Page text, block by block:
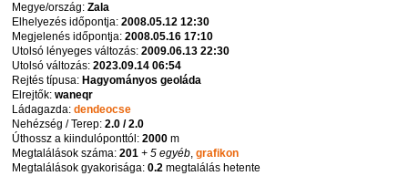
Megye/ország:Zala
Elhelyezés időpontja:2008.05.12 12:30
Megjelenés időpontja:2008.05.16 17:10
Utolsó lényeges változás:2009.06.13 22:30
Utolsó változás:2023.09.14 06:54
Rejtés típusa: Hagyományos geoláda
Elrejtők:waneqr
Ládagazda:dendeocse
Nehézség / Terep:2.0 / 2.0
Úthossz a kiindulóponttól:2000 m
Megtalálások száma:201 + 5 egyéb,grafikon
Megtalálások gyakorisága:0.2 megtalálás hetente